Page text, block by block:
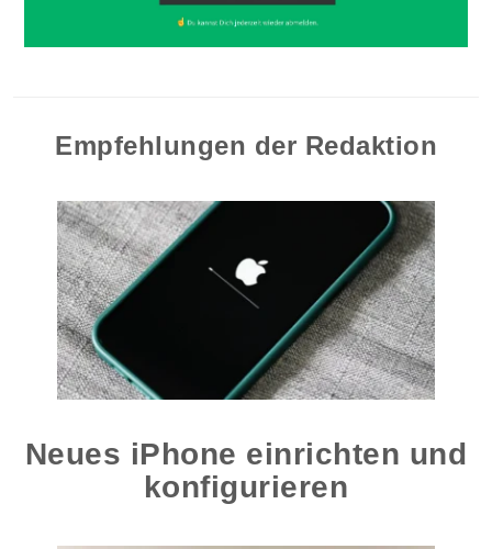
Empfehlungen der Redaktion
Neues iPhone einrichten und
konfigurieren